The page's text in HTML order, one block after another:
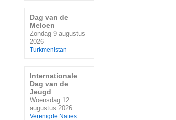
Dag van de
Meloen
Zondag 9 augustus
2026
Turkmenistan
Internationale
Dag van de
Jeugd
Woensdag 12
augustus 2026
Verenigde Naties